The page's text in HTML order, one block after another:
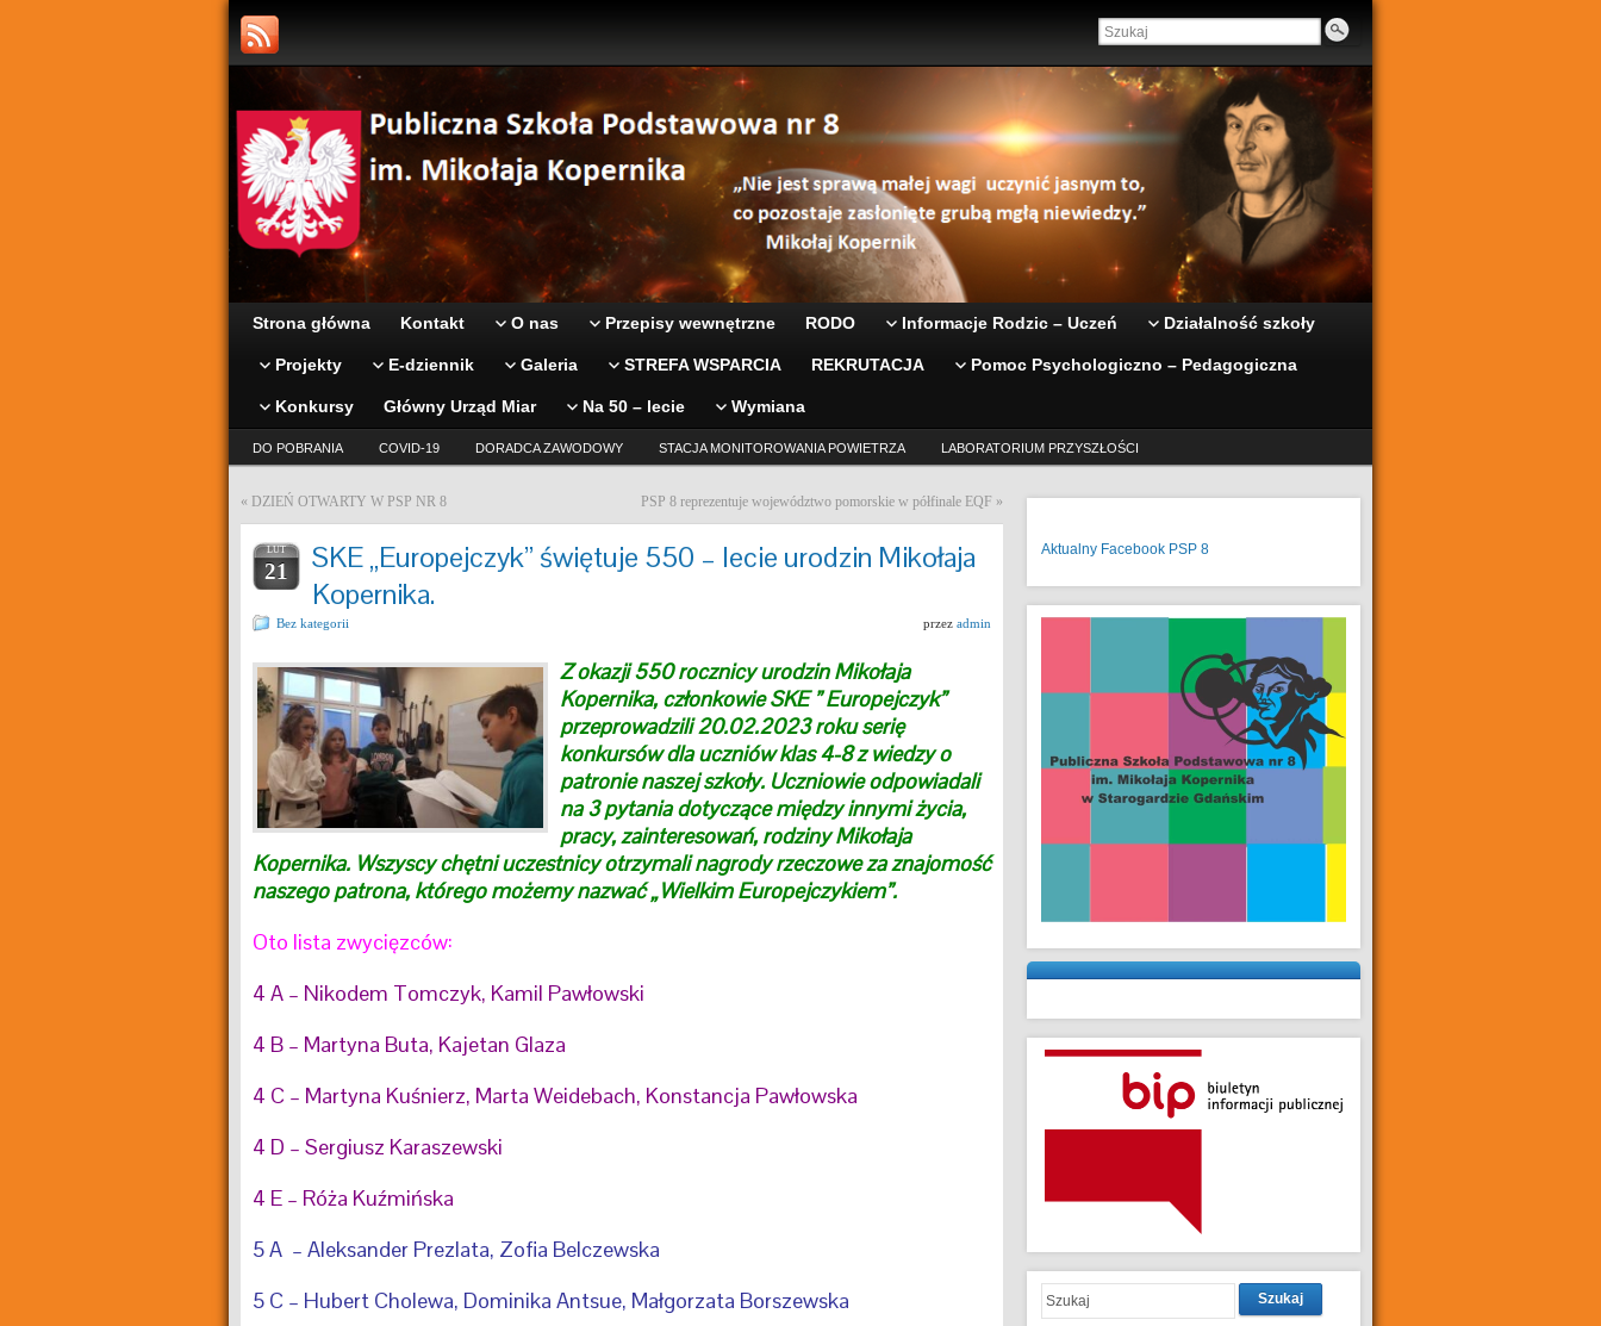
Strona główna Kontakt O nas Przepisy wewnętrzne RODO Informacje Rodzic – Uczeń Działalność szkoły
Projekty E-dziennik Galeria STREFA WSPARCIA REKRUTACJA Pomoc Psychologiczno – Pedagogiczna
Konkursy Główny Urząd Miar Na 50 – lecie Wymiana
DO POBRANIA COVID-19 DORADCA ZAWODOWY STACJA MONITOROWANIA POWIETRZA LABORATORIUM PRZYSZŁOŚCI
« DZIEŃ OTWARTY W PSP NR 8 PSP 8 reprezentuje województwo pomorskie w półfinale EQF »
LUT
21
SKE „Europejczyk” świętuje 550 – lecie urodzin Mikołaja
Kopernika.
Bez kategorii przez admin
Z okazji 550 rocznicy urodzin Mikołaja
Kopernika, członkowie SKE ” Europejczyk”
przeprowadzili 20.02.2023 roku serię
konkursów dla uczniów klas 4-8 z wiedzy o
patronie naszej szkoły. Uczniowie odpowiadali
na 3 pytania dotyczące między innymi życia,
pracy, zainteresowań, rodziny Mikołaja
Kopernika. Wszyscy chętni uczestnicy otrzymali nagrody rzeczowe za znajomość
naszego patrona, którego możemy nazwać „Wielkim Europejczykiem”.
Oto lista zwycięzców:
4 A – Nikodem Tomczyk, Kamil Pawłowski
4 B – Martyna Buta, Kajetan Glaza
4 C – Martyna Kuśnierz, Marta Weidebach, Konstancja Pawłowska
4 D – Sergiusz Karaszewski
4 E – Róża Kuźmińska
5 A – Aleksander Prezlata, Zofia Belczewska
5 C – Hubert Cholewa, Dominika Antsue, Małgorzata Borszewska
Aktualny Facebook PSP 8
Szukaj